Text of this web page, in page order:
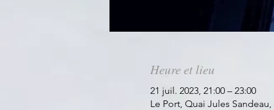
Heure et lieu
21 juil. 2023, 21:00 – 23:00
Le Port, Quai Jules